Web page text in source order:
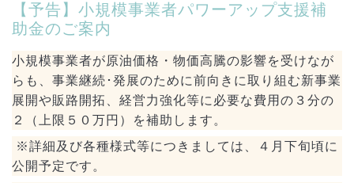
【予告】小規模事業者パワーアップ支援補
助金のご案内
小規模事業者が原油価格・物価高騰の影響を受けなが
らも、事業継続･発展のために前向きに取り組む新事業
展開や販路開拓、経営力強化等に必要な費用の３分の
２（上限５０万円）を補助します。
※詳細及び各種様式等につきましては、４月下旬頃に
公開予定です。